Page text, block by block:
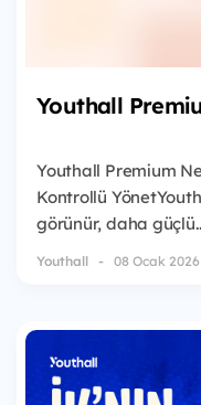
Youthall
Youthall Premium
Kontrollü
görünür, daha
Youthall 08 Ocak 2026